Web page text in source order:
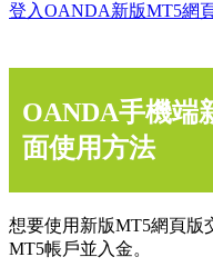
登入OANDA新版MT5網
OANDA手機端
面使用方法
想要使用新版MT5網頁版
MT5帳戶並入金。